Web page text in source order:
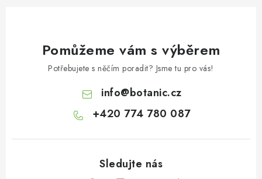
Pomůžeme vám s výběrem
Potřebujete s něčím poradit? Jsme tu pro vás!
info@botanic.cz
+420 774 780 087